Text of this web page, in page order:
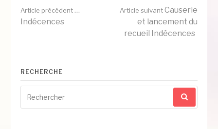
Lire
suite
Article précédent…
Indécences
Article suivantCauserie
et lancement du
recueil Indécences
RECHERCHE
pour
: